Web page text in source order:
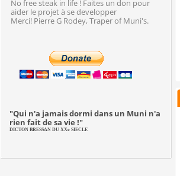
"Qui n'a jamais dormi dans un Muni n'a
rien fait de sa vie !"
DICTON BRESSAN DU XXe SIECLE
No free steak in life ! Faites un don pour
aider le projet à se developper
Merci! Pierre G Rodey, Traper of Muni's.